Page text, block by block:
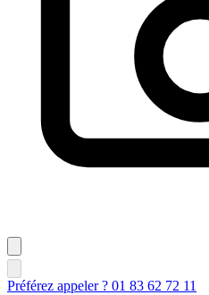
Préférez appeler ? 01 83 62 72 11